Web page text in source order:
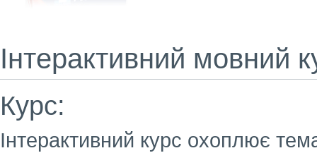
Інтерактивний мовний
Курс:
Інтерактивний курс охоплює